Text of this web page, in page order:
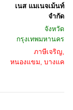
เนส แมเนจเม้นท์
จำกัด
จังหวัด
กรุงเทพมหานคร
ภาษีเจริญ,
หนองแขม, บางแค